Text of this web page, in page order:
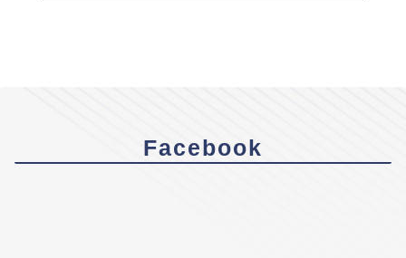
Facebook